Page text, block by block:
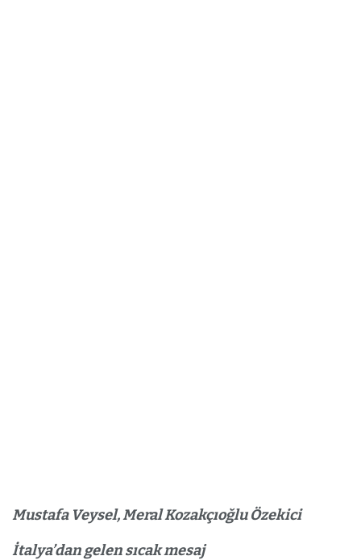
Mustafa Veysel, Meral Kozakçıoğlu Özekici
İtalya’dan gelen sıcak mesaj